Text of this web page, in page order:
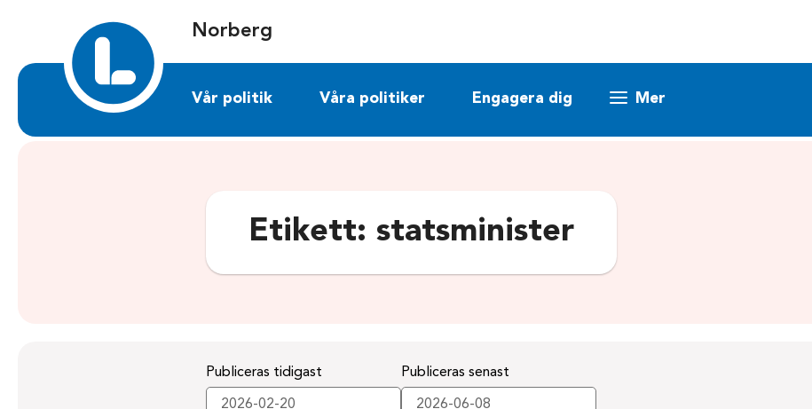
Norberg
Vår politik Våra politiker Engagera dig Mer
Etikett: statsminister
Publiceras tidigast Publiceras senast